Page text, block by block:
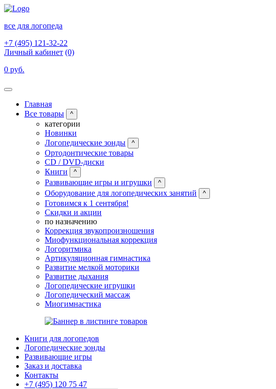
все для логопеда
+7 (495) 121-32-22
Личный кабинет (0)
0 руб.
Главная
Все товары
^
категории
Новинки
Логопедические зонды
^
Ортодонтические товары
CD / DVD-диски
Книги
^
Развивающие игры и игрушки ^
Оборудование для логопедических занятий ^
Готовимся к 1 сентября!
Скидки и акции
по назначению
Коррекция звукопроизношения
Миофункциональная коррекция
Логоритмика
Артикуляционная гимнастика
Развитие мелкой моторики
Развитие дыхания
Логопедические игрушки
Логопедический массаж
Миогимнастика
Книги для логопедов
Логопедические зонды
Развивающие игры
Заказ и доставка
Контакты
+7 (495) 120 75 47